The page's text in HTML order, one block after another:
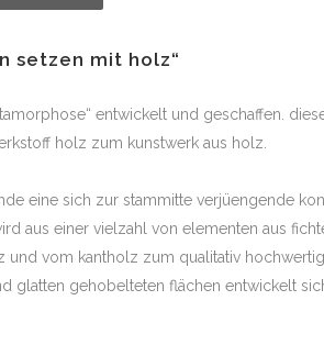
setzen mit holz“
entwickelt und geschaffen.
holz zum kunstwerk aus holz.
eine sich zur stammitte verjüengende
aus einer vielzahl von elementen aus
vom kantholz zum qualitativ
glatten gehobelteten flächen entwickelt